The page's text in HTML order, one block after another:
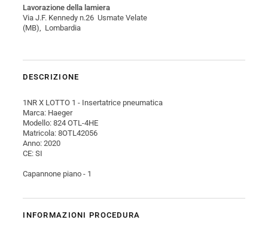
Lavorazione della lamiera
Via J.F. Kennedy n.26 Usmate Velate
(MB), Lombardia
DESCRIZIONE
1NR X LOTTO 1 - Insertatrice pneumatica
Marca: Haeger
Modello: 824 OTL-4HE
Matricola: 8OTL42056
Anno: 2020
CE: SI
Capannone piano - 1
INFORMAZIONI PROCEDURA